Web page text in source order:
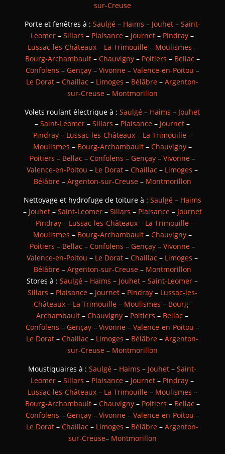
sur-Creuse
Porte et fenêtres à : Saulgé– Haims – Jouhet– Saint-
Leomer –Sillars – Plaisance – Journet – Pindray –
Lussac-les-Châteaux– La Trimouille– Moulismes –
Bourg-Archambault– Chauvigny– Poitiers – Bellac –
Confolens – Gençay– Vivonne– Valence-en-Poitou –
Le Dorat –Chaillac – Limoges – Bélâbre –Argenton-
sur-Creuse– Montmorillon
Volets roulant électrique à :Saulgé – Haims – Jouhet
–Saint-Leomer –Sillars – Plaisance – Journet –
Pindray– Lussac-les-Châteaux– La Trimouille–
Moulismes – Bourg-Archambault– Chauvigny–
Poitiers – Bellac – Confolens – Gençay– Vivonne–
Valence-en-Poitou – Le Dorat –Chaillac – Limoges –
Bélâbre– Argenton-sur-Creuse– Montmorillon
Nettoyage et hydrofuge de toiture à : Saulgé– Haims
– Jouhet– Saint-Leomer– Sillars – Plaisance– Journet
– Pindray – Lussac-les-Châteaux – La Trimouille –
Moulismes – Bourg-Archambault– Chauvigny–
Poitiers – Bellac – Confolens – Gençay– Vivonne–
Valence-en-Poitou – Le Dorat –Chaillac – Limoges –
Bélâbre– Argenton-sur-Creuse– Montmorillon
Stores à :Saulgé – Haims – Jouhet –Saint-Leomer –
Sillars – Plaisance– Journet– Pindray– Lussac-les-
Châteaux – La Trimouille – Moulismes – Bourg-
Archambault –Chauvigny – Poitiers – Bellac –
Confolens – Gençay– Vivonne– Valence-en-Poitou –
Le Dorat –Chaillac – Limoges – Bélâbre –Argenton-
sur-Creuse– Montmorillon
Moustiquaires à :Saulgé – Haims – Jouhet –Saint-
Leomer –Sillars – Plaisance – Journet – Pindray –
Lussac-les-Châteaux– La Trimouille– Moulismes –
Bourg-Archambault– Chauvigny– Poitiers – Bellac –
Confolens – Gençay– Vivonne– Valence-en-Poitou –
Le Dorat –Chaillac – Limoges – Bélâbre –Argenton-
sur-Creuse– Montmorillon